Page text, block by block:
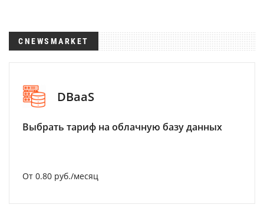
CNEWSMARKET
DBaaS
Выбрать тариф на облачную базу данных
От 0.80 руб./месяц